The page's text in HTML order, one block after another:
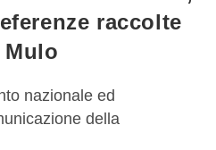
raccolte
Mulo
nazionale ed
della